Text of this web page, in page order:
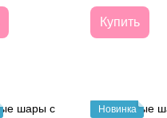
Купить
Новинка